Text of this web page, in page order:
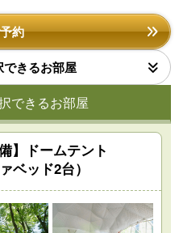
約
きるお部屋
できるお部屋
】ドームテント
ベッド2台）